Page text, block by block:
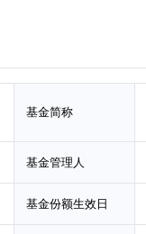
基金简称
基金管理人
基金份额生效日